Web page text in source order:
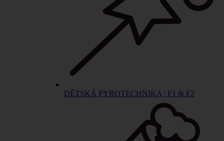
DĚTSKÁ PYROTECHNIKA | F1 & F2